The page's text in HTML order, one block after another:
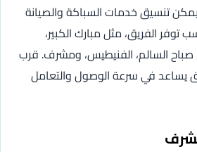
تنسيق خدمات السباكة والصيانة
توفر الفريق، مثل مبارك الكبير،
صباح السالم، الفنيطيس، ومشرف. قرب
يساعد في سرعة الوصول والتعامل